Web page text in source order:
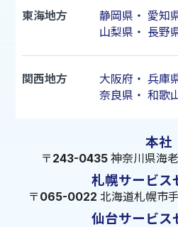
東海地方 静岡県 ・ 愛知
山梨県 ・ 長野
関西地方 大阪府 ・ 兵庫
奈良県 ・ 和歌
本社
〒243-0435 神奈川県海
札幌サービス
〒065-0022 北海道札幌市
仙台サービス